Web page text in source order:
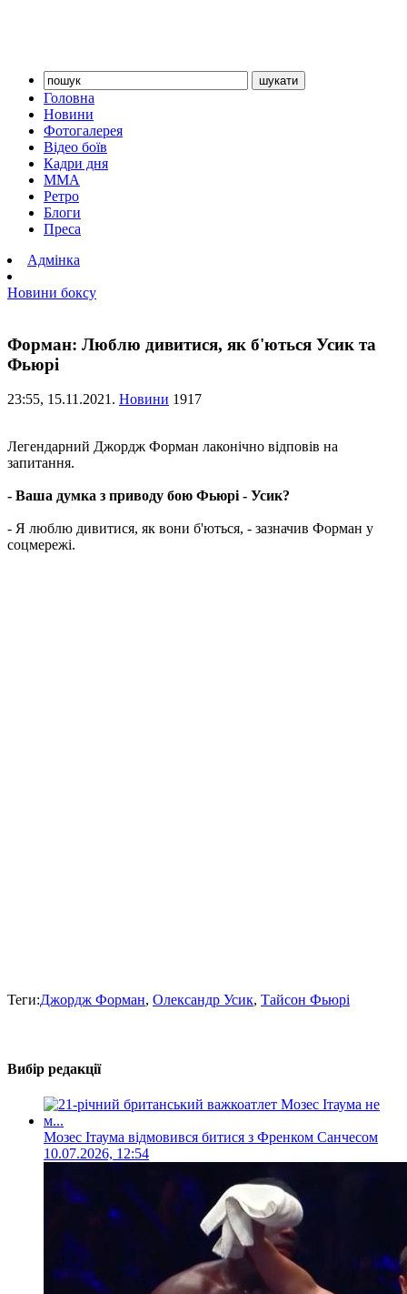
Головна
Новини
Фотогалерея
Відео боїв
Кадри дня
ММА
Ретро
Блоги
Преса
Адмінка
Новини боксу
Форман: Люблю дивитися, як б'ються Усик та
Фьюрі
23:55, 15.11.2021. Новини 1917
Легендарний Джордж Форман лаконічно відповів на
запитання.
- Ваша думка з приводу бою Фьюрі - Усик?
- Я люблю дивитися, як вони б'ються, - зазначив Форман у
соцмережі.
Теги:Джордж Форман, Олександр Усик, Тайсон Фьюрі
Вибір редакції
Мозес Ітаума відмовився битися з Френком Санчесом
10.07.2026, 12:54